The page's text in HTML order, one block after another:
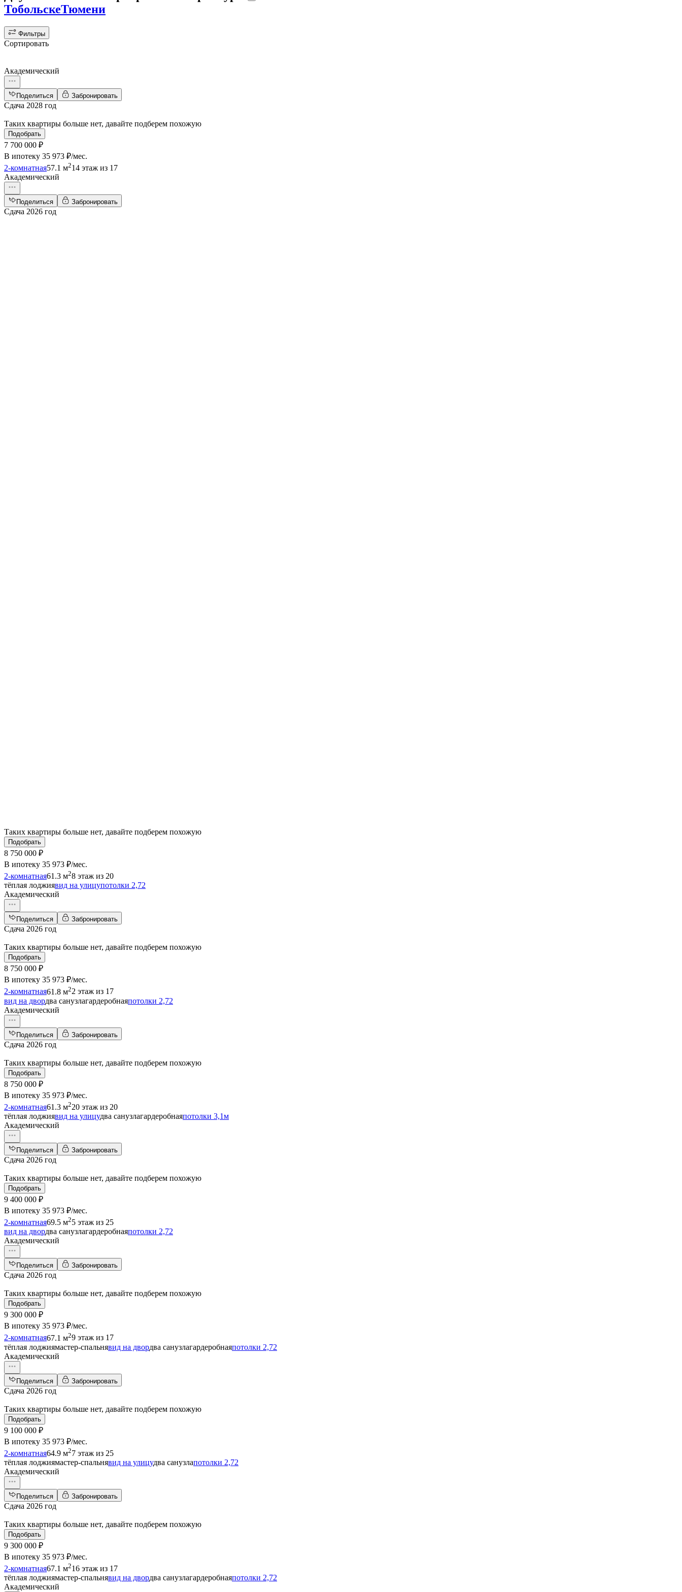
ТобольскеТюмени
Фильтры
Сортировать
Академический
Поделиться Забронировать
Сдача 2028 год
Таких квартиры больше нет, давайте подберем похожую
Подобрать
7 700 000 ₽
В ипотеку 35 973 ₽/мес.
2-комнатная57.1 м214 этаж из 17
Академический
Поделиться Забронировать
Сдача 2026 год
Таких квартиры больше нет, давайте подберем похожую
Подобрать
8 750 000 ₽
В ипотеку 35 973 ₽/мес.
2-комнатная61.3 м28 этаж из 20
тёплая лоджиявид на улицупотолки 2,72
Академический
Поделиться Забронировать
Сдача 2026 год
Таких квартиры больше нет, давайте подберем похожую
Подобрать
8 750 000 ₽
В ипотеку 35 973 ₽/мес.
2-комнатная61.8 м22 этаж из 17
вид на двордва санузлагардеробнаяпотолки 2,72
Академический
Поделиться Забронировать
Сдача 2026 год
Таких квартиры больше нет, давайте подберем похожую
Подобрать
8 750 000 ₽
В ипотеку 35 973 ₽/мес.
2-комнатная61.3 м220 этаж из 20
тёплая лоджиявид на улицудва санузлагардеробнаяпотолки 3,1м
Академический
Поделиться Забронировать
Сдача 2026 год
Таких квартиры больше нет, давайте подберем похожую
Подобрать
9 400 000 ₽
В ипотеку 35 973 ₽/мес.
2-комнатная69.5 м25 этаж из 25
вид на двордва санузлагардеробнаяпотолки 2,72
Академический
Поделиться Забронировать
Сдача 2026 год
Таких квартиры больше нет, давайте подберем похожую
Подобрать
9 300 000 ₽
В ипотеку 35 973 ₽/мес.
2-комнатная67.1 м29 этаж из 17
тёплая лоджиямастер-спальнявид на двордва санузлагардеробнаяпотолки 2,72
Академический
Поделиться Забронировать
Сдача 2026 год
Таких квартиры больше нет, давайте подберем похожую
Подобрать
9 100 000 ₽
В ипотеку 35 973 ₽/мес.
2-комнатная64.9 м27 этаж из 25
тёплая лоджиямастер-спальнявид на улицудва санузлапотолки 2,72
Академический
Поделиться Забронировать
Сдача 2026 год
Таких квартиры больше нет, давайте подберем похожую
Подобрать
9 300 000 ₽
В ипотеку 35 973 ₽/мес.
2-комнатная67.1 м216 этаж из 17
тёплая лоджиямастер-спальнявид на двордва санузлагардеробнаяпотолки 2,72
Академический